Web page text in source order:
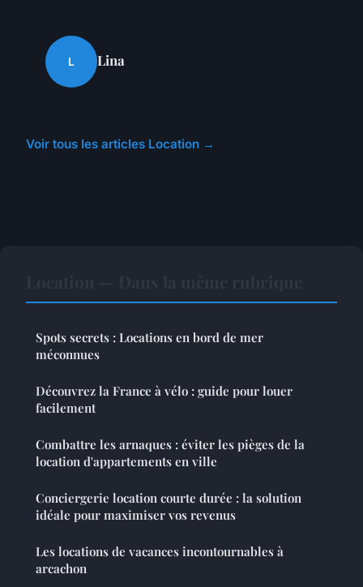
L Lina
Voir tous les articles Location →
Spots secrets : Locations en bord de mer
méconnues
Découvrez la France à vélo : guide pour louer
facilement
Combattre les arnaques : éviter les pièges de la
location d'appartements en ville
Conciergerie location courte durée : la solution
idéale pour maximiser vos revenus
Les locations de vacances incontournables à
arcachon